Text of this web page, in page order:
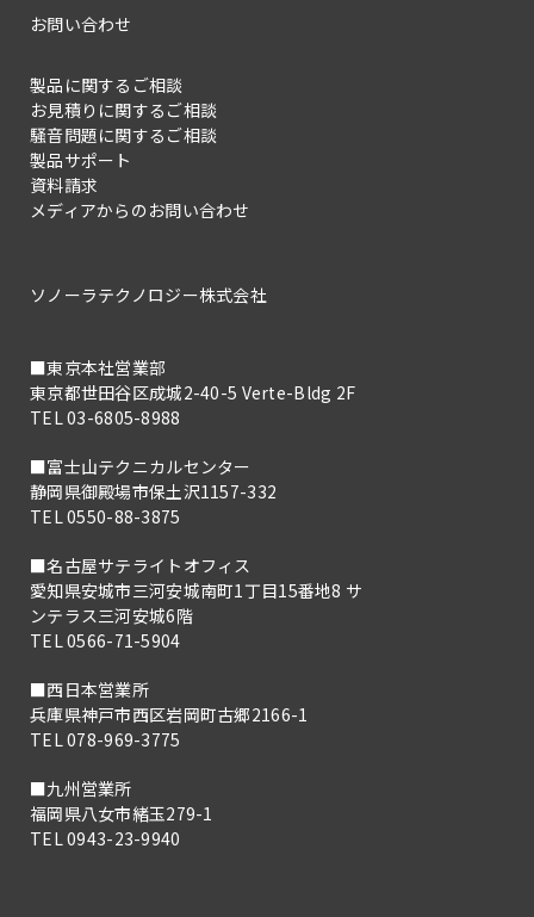
お問い合わせ
製品に関するご相談
お見積りに関するご相談
騒音問題に関するご相談
製品サポート
資料請求
メディアからのお問い合わせ
ソノーラテクノロジー株式会社
■東京本社営業部
東京都世田谷区成城2-40-5 Verte-Bldg 2F
TEL 03-6805-8988
■富士山テクニカルセンター
静岡県御殿場市保土沢1157-332
TEL 0550-88-3875
■名古屋サテライトオフィス
愛知県安城市三河安城南町1丁目15番地8 サ
ンテラス三河安城6階
TEL 0566-71-5904
■西日本営業所
兵庫県神戸市西区岩岡町古郷2166-1
TEL 078-969-3775
■九州営業所
福岡県八女市緒玉279-1
TEL 0943-23-9940